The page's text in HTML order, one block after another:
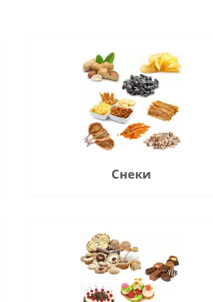
Снеки